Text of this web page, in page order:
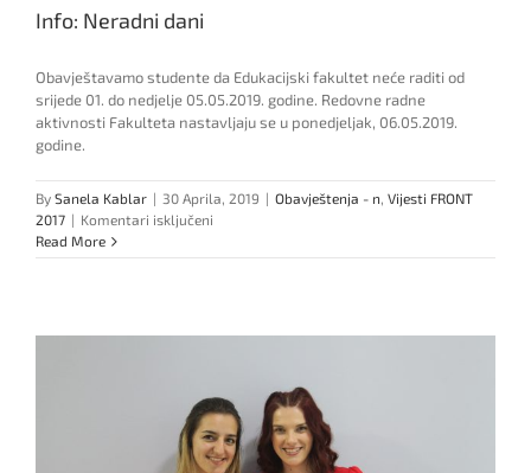
Info: Neradni dani
Obavještavamo studente da Edukacijski fakultet neće raditi od
srijede 01. do nedjelje 05.05.2019. godine. Redovne radne
aktivnosti Fakulteta nastavljaju se u ponedjeljak, 06.05.2019.
godine.
By Sanela Kablar | 30 Aprila, 2019 | Obavještenja - n, Vijesti FRONT
2017 | Komentari isključeni
Neradni
Read More